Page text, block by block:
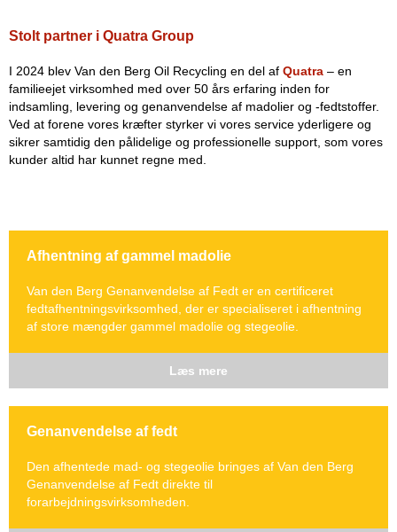
Stolt partner i Quatra Group
I 2024 blev Van den Berg Oil Recycling en del af Quatra – en
familieejet virksomhed med over 50 års erfaring inden for
indsamling, levering og genanvendelse af madolier og -fedtstoffer.
Ved at forene vores kræfter styrker vi vores service yderligere og
sikrer samtidig den pålidelige og professionelle support, som vores
kunder altid har kunnet regne med.
Afhentning af gammel madolie
Van den Berg Genanvendelse af Fedt er en certificeret
fedtafhentningsvirksomhed, der er specialiseret i afhentning
af store mængder gammel madolie og stegeolie.
Læs mere
Genanvendelse af fedt
Den afhentede mad- og stegeolie bringes af Van den Berg
Genanvendelse af Fedt direkte til
forarbejdningsvirksomheden.